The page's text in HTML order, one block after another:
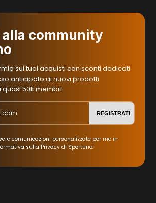
community
sui tuoi acquisti con sconti dedicati
anticipato ai nuovi prodotti
quasi 50k membri
REGISTRATI
comunicazioni personalizzate per me in
sulla Privacy di Sportuno.